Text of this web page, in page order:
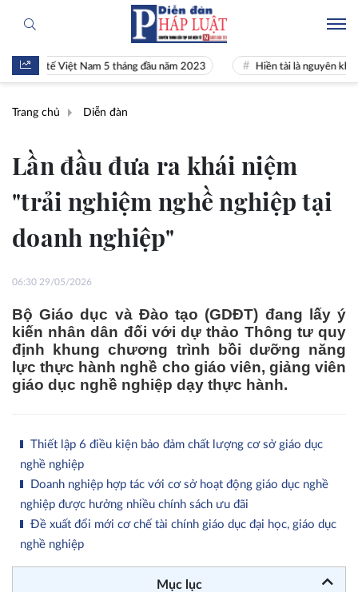
tế Việt Nam 5 tháng đầu năm 2023 Hiền tài là nguyên khí Quốc gia
Trang chủ Diễn đàn
Lần đầu đưa ra khái niệm
"trải nghiệm nghề nghiệp tại
doanh nghiệp"
06:30 29/05/2026
Bộ Giáo dục và Đào tạo (GDĐT) đang lấy ý
kiến nhân dân đối với dự thảo Thông tư quy
định khung chương trình bồi dưỡng năng
lực thực hành nghề cho giáo viên, giảng viên
giáo dục nghề nghiệp dạy thực hành.
Thiết lập 6 điều kiện bảo đảm chất lượng cơ sở giáo dục
nghề nghiệp
Doanh nghiệp hợp tác với cơ sở hoạt động giáo dục nghề
nghiệp được hưởng nhiều chính sách ưu đãi
Đề xuất đổi mới cơ chế tài chính giáo dục đại học, giáo dục
nghề nghiệp
Mục lục